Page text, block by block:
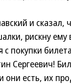
и сказал,
рискну ему
с покупки
Сергеевич!
они есть, их